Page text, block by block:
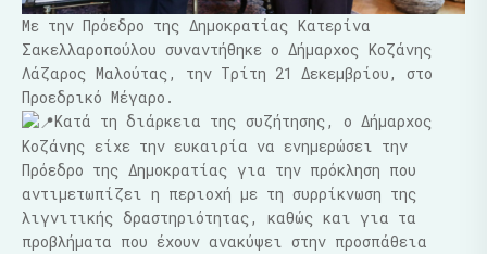
Με την Πρόεδρο της Δημοκρατίας Κατερίνα
Σακελλαροπούλου συναντήθηκε ο Δήμαρχος Κοζάνης
Λάζαρος Μαλούτας, την Τρίτη 21 Δεκεμβρίου, στο
Προεδρικό Μέγαρο.
Κατά τη διάρκεια της συζήτησης, ο Δήμαρχος
Κοζάνης είχε την ευκαιρία να ενημερώσει την
Πρόεδρο της Δημοκρατίας για την πρόκληση που
αντιμετωπίζει η περιοχή με τη συρρίκνωση της
λιγνιτικής δραστηριότητας, καθώς και για τα
προβλήματα που έχουν ανακύψει στην προσπάθεια